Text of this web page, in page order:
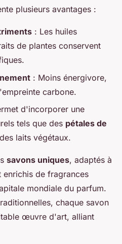
plusieurs avantages :
: Les huiles
de plantes conservent
: Moins énergivore,
carbone.
d'incorporer une
tels que des pétales de
laits végétaux.
savons uniques, adaptés à
enrichis de fragrances
mondiale du parfum.
chaque savon
œuvre d'art, alliant